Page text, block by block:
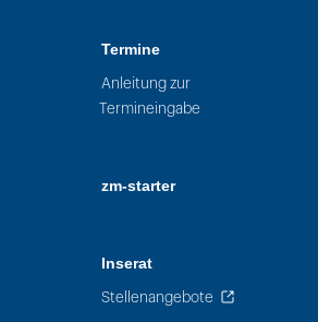
Termine
Anleitung zur
Termineingabe
zm-starter
Inserat
Stellenangebote